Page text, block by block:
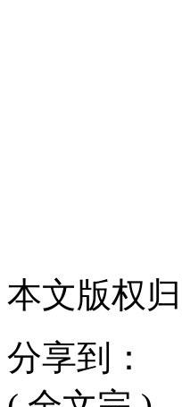
本文版权
分享到：